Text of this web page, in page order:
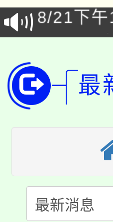
場熱烈登
8/21下午
徵才活動
YOUNG
局官網。
開!
115年桃
桃園市
視費優
半價優
者。
大園自
份教師
大溪自
份教師研
淨零綠
會
115年食
最